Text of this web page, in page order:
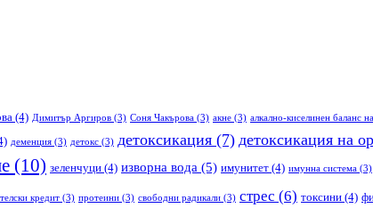
(4) Димитър Аргиров (3) Соня Чакърова (3) акне (3) алкално-киселинен баланс
деменция (3) детокс (3) детоксикация (7) детоксикация на
(10) зеленчуци (4) изворна вода (5) имунитет (4) имунна система (3)
кредит (3) протеини (3) свободни радикали (3) стрес (6) токсини (4)